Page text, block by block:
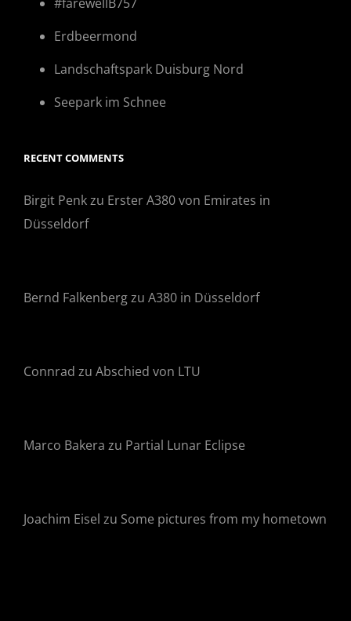
Erdbeermond
Landschaftspark Duisburg Nord
Seepark im Schnee
RECENT COMMENTS
Birgit Penkzu Erster A380 von Emirates in
Düsseldorf
Bernd Falkenbergzu A380 in Düsseldorf
Connrad zu Abschied von LTU
Marco Bakera zu Partial Lunar Eclipse
Joachim Eisel zu Some pictures from my hometown